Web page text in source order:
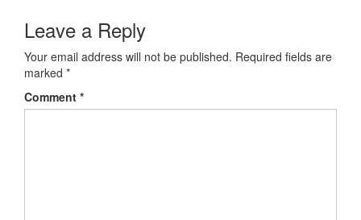
Leave a Reply
Your email address will not be published. Required fields are
marked *
Comment *